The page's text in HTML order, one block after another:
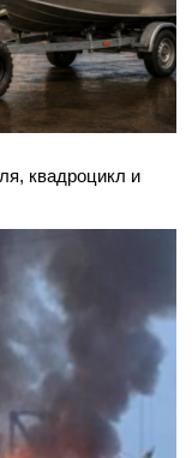
квадроцикл и